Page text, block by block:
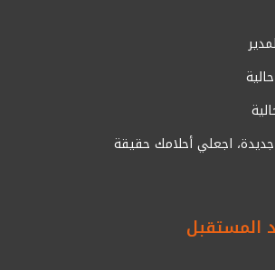
جديدة، اجعلي أحلامك حقيقة
المستقبل